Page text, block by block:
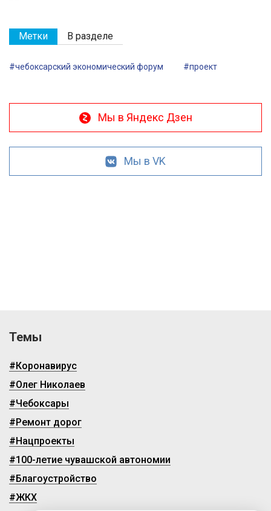
Метки В разделе
#чебоксарский экономический форум #проект
Мы в Яндекс Дзен
Мы в VK
Темы
#Коронавирус
#Олег Николаев
#Чебоксары
#Ремонт дорог
#Нацпроекты
#100-летие чувашской автономии
#Благоустройство
#ЖКХ